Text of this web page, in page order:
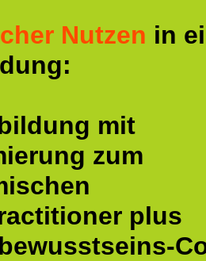
Nutzen in
mit
zum
plus